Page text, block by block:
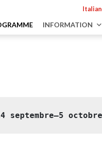
INFORMATION
septembre–5